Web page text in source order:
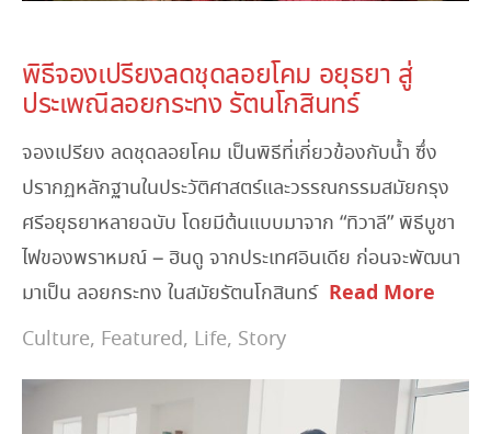
พิธีจองเปรียงลดชุดลอยโคม อยุธยา สู่
ประเพณีลอยกระทง รัตนโกสินทร์
จองเปรียง ลดชุดลอยโคม เป็นพิธีที่เกี่ยวข้องกับน้ำ ซึ่ง
ปรากฏหลักฐานในประวัติศาสตร์และวรรณกรรมสมัยกรุง
ศรีอยุธยาหลายฉบับ โดยมีต้นแบบมาจาก “ทิวาลี” พิธีบูชา
ไฟของพราหมณ์ – ฮินดู จากประเทศอินเดีย ก่อนจะพัฒนา
มาเป็น ลอยกระทง ในสมัยรัตนโกสินทร์ Read More
Culture, Featured, Life, Story